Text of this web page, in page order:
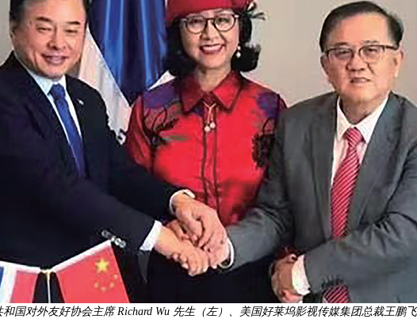
和国对外友好协会主席 Richard Wu 先生（左）、美国好莱坞影视传媒集团总裁王鹏